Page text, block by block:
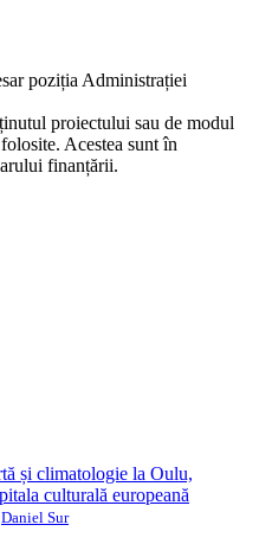
poziția Administrației
proiectului sau de modul
Acestea sunt în
finanțării.
și climatologie la Oulu,
culturală europeană
Daniel Sur